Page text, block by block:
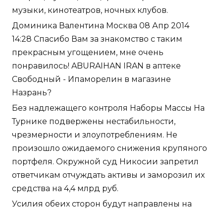
музыки, кинотеатров, ночных клубов.
Доминика Валентина Москва 08 Апр 2014
14:28 Спасибо Вам за знакомство с таким
прекрасным угощением, мне очень
понравилось! ABURAIHAN IRAN в аптеке
Свободный - Ипаморелин в магазине
Назрань?
Без надлежащего контроля Наборы Массы На
Турнике подвержены нестабильности,
чрезмерности и злоупотреблениям. Не
произошло ожидаемого снижения крупяного
портфеля. Окружной суд Никосии запретил
ответчикам отчуждать активы и заморозил их
средства на 4,4 млрд руб.
Усилия обеих сторон будут направлены на